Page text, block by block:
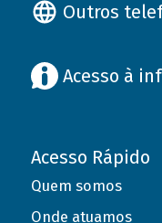
Outros
Acesso à
Acesso Rápido
Quem somos
Onde atuamos